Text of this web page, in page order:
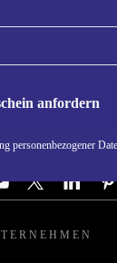
anfordern
personenbezogener
-
FOLGE UNS